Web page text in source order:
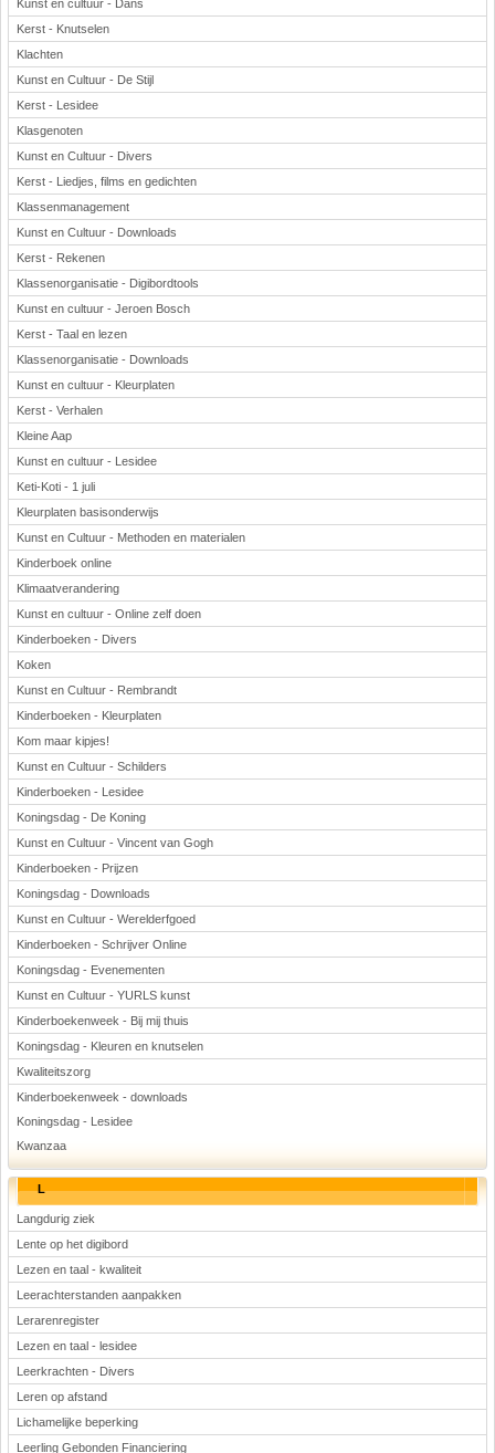
Kunst en cultuur - Dans
Kerst - Knutselen
Klachten
Kunst en Cultuur - De Stijl
Kerst - Lesidee
Klasgenoten
Kunst en Cultuur - Divers
Kerst - Liedjes, films en gedichten
Klassenmanagement
Kunst en Cultuur - Downloads
Kerst - Rekenen
Klassenorganisatie - Digibordtools
Kunst en cultuur - Jeroen Bosch
Kerst - Taal en lezen
Klassenorganisatie - Downloads
Kunst en cultuur - Kleurplaten
Kerst - Verhalen
Kleine Aap
Kunst en cultuur - Lesidee
Keti-Koti - 1 juli
Kleurplaten basisonderwijs
Kunst en Cultuur - Methoden en materialen
Kinderboek online
Klimaatverandering
Kunst en cultuur - Online zelf doen
Kinderboeken - Divers
Koken
Kunst en Cultuur - Rembrandt
Kinderboeken - Kleurplaten
Kom maar kipjes!
Kunst en Cultuur - Schilders
Kinderboeken - Lesidee
Koningsdag - De Koning
Kunst en Cultuur - Vincent van Gogh
Kinderboeken - Prijzen
Koningsdag - Downloads
Kunst en Cultuur - Werelderfgoed
Kinderboeken - Schrijver Online
Koningsdag - Evenementen
Kunst en Cultuur - YURLS kunst
Kinderboekenweek - Bij mij thuis
Koningsdag - Kleuren en knutselen
Kwaliteitszorg
Kinderboekenweek - downloads
Koningsdag - Lesidee
Kwanzaa
L
Langdurig ziek
Lente op het digibord
Lezen en taal - kwaliteit
Leerachterstanden aanpakken
Lerarenregister
Lezen en taal - lesidee
Leerkrachten - Divers
Leren op afstand
Lichamelijke beperking
Leerling Gebonden Financiering